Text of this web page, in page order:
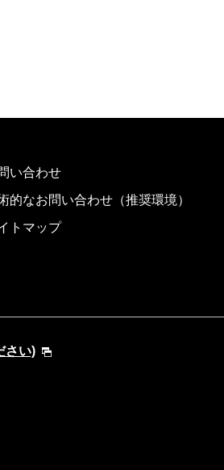
い合わせ
的なお問い合わせ（推奨環境）
トマップ
さい)